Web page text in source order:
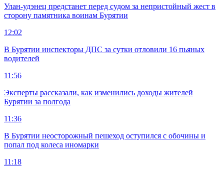
Улан-удэнец предстанет перед судом за непристойный жест в
сторону памятника воинам Бурятии
12:02
В Бурятии инспекторы ДПС за сутки отловили 16 пьяных
водителей
11:56
Эксперты рассказали, как изменились доходы жителей
Бурятии за полгода
11:36
В Бурятии неосторожный пешеход оступился с обочины и
попал под колеса иномарки
11:18